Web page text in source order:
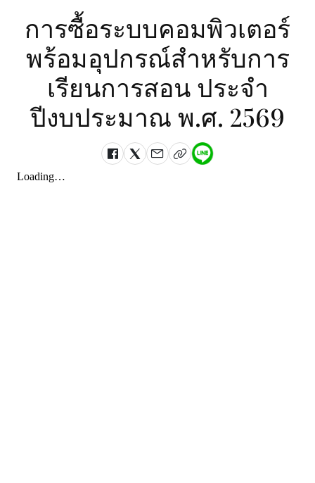
การซื้อระบบคอมพิวเตอร์
พร้อมอุปกรณ์สำหรับการ
เรียนการสอน ประจำ
ปีงบประมาณ พ.ศ. 2569